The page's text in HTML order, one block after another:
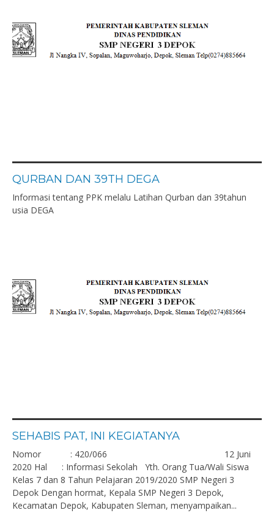
QURBAN DAN 39TH DEGA
Informasi tentang PPK melalu Latihan Qurban dan 39tahun
usia DEGA
SEHABIS PAT, INI KEGIATANYA
Nomor : 420/066 12 Juni
2020 Hal : Informasi Sekolah Yth. Orang Tua/Wali Siswa
Kelas 7 dan 8 Tahun Pelajaran 2019/2020 SMP Negeri 3
Depok Dengan hormat, Kepala SMP Negeri 3 Depok,
Kecamatan Depok, Kabupaten Sleman, menyampaikan...